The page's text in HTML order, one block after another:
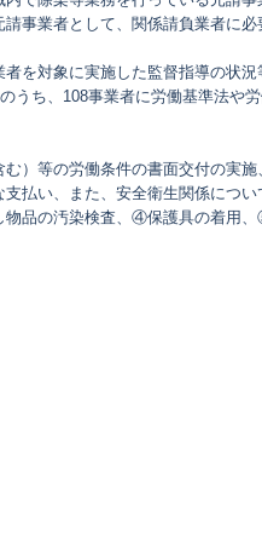
事業者として、関係請負業者に必
を対象に実施した監督指導の状
うち、108事業者に労働基準法や
）等の労働条件の書面交付の実
払い、また、安全衛生関係につ
品の汚染検査、④保護具の着用